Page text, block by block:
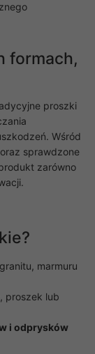
formach,
proszki
Wśród
sprawdzone
zarówno
granitu, marmuru
proszek lub
i odprysków
strony